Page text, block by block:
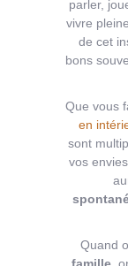
parler,
vivre
de cet
bons
Que vous
en
sont
vos
Quand